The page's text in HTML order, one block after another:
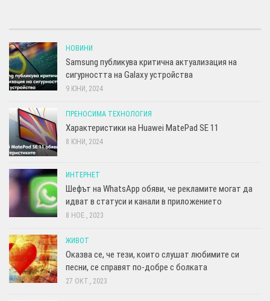
НОВИНИ
Samsung публикува критична актуализация на
сигурността на Galaxy устройства
9 ЮНИ, 2024
ПРЕНОСИМА ТЕХНОЛОГИЯ
Характеристики на Huawei MatePad SE 11
8 ЮНИ, 2024
ИНТЕРНЕТ
Шефът на WhatsApp обяви, че рекламите могат да
идват в статуси и канали в приложението
8 НОЕ., 2023
ЖИВОТ
Оказва се, че тези, които слушат любимите си
песни, се справят по-добре с болката
27 ОКТ., 2023